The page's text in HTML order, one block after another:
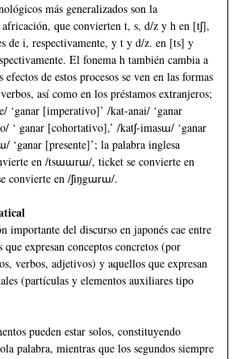
más generalizados son la
que convierten t, s, d/z y h en [tʃ],
de i, respectivamente, y t y d/z. en [ts] y
El fonema h también cambia a
de estos procesos se ven en las formas
así como en los préstamos extranjeros;
‘ganar [imperativo]’ /kat-anai/ ‘ganar
‘ ganar [cohortativo],’ /katʃ-imasɯ/ ‘ganar
‘ganar [presente]’; la palabra inglesa
en /tsɯɯrɯ/, ticket se convierte en
convierte en /ʃiŋgɯrɯ/.
importante del discurso en japonés cae entre
que expresan conceptos concretos (por
verbos, adjetivos) y aquellos que expresan
(partículas y elementos auxiliares tipo
pueden estar solos, constituyendo
palabra, mientras que los segundos siempre